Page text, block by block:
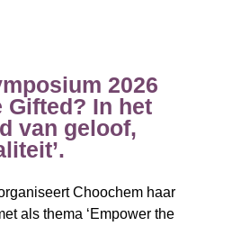
2026
Gifted? In het
van geloof,
Choochem haar
als thema ‘Empower the